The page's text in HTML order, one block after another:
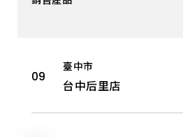
臺中市
台中后里店